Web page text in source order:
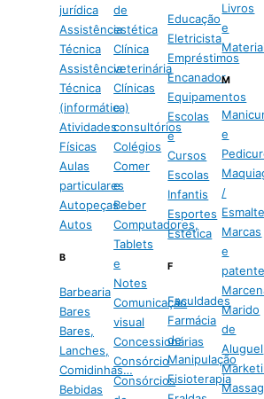
jurídica
Assistência
Técnica
Assistência
Técnica
(informática)
Atividades
Físicas
Aulas
particulares
Autopeças
Autos
B
Barbearia
Bares
Bares,
Lanches,
Comidinhas…
Bebidas
de
estética
Clínica
veterinária
Clínicas
e
consultórios
Colégios
Comer
e
Beber
Computadores,
Tablets
e
Notes
Comunicação
visual
Concessionárias
Consórcio
Consórcios
Educação
Eletricista
Empréstimos
Encanador
Equipamentos
Escolas
e
Cursos
Escolas
Infantis
Esportes
Estética
F
Faculdades
Farmácia
de
Manipulação
Fisioterapia
Livros
e
M
e
/
Marcas
e
Marido
de
Aluguel